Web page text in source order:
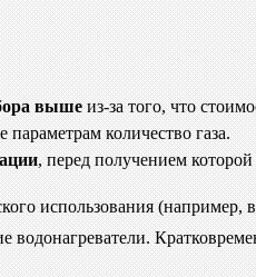
выше из-за того, что
количество газа.
, перед получением
использования
водонагреватели.